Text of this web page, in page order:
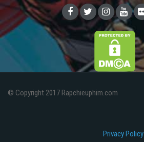
© Copyright 2017 Rapchieuphim.com
Privacy Policy